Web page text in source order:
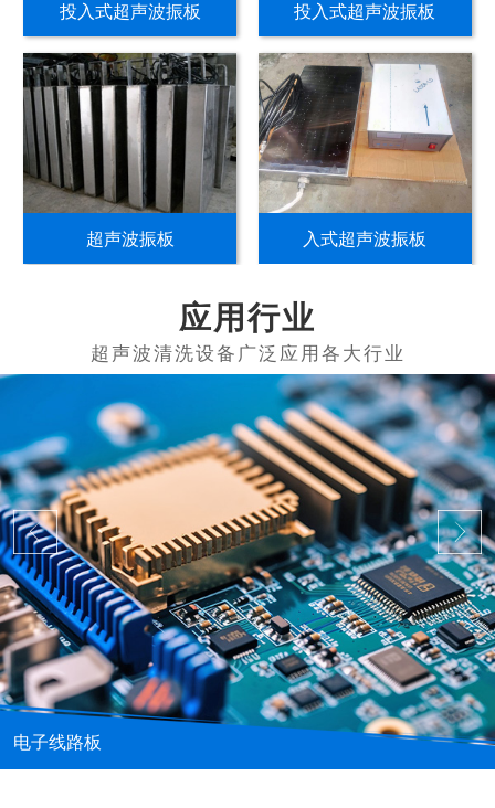
投入式超声波振板 投入式超声波振板
超声波振板 入式超声波振板
应用行业
电子线路板